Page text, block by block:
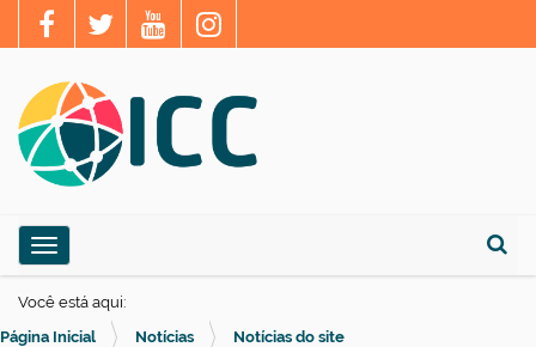
Busca
e
Toggle navigation
Você está aqui:
Página Inicial
Notícias
Notícias do site